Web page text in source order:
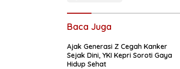
Baca Juga
Ajak Generasi Z Cegah Kanker
Sejak Dini, YKI Kepri Soroti Gaya
Hidup Sehat